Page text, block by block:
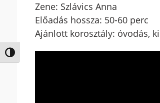
Nagy kontraszt váltása
Zene: Szlávics Anna
Előadás hossza: 50-60 perc
Ajánlott korosztály: óvodás,